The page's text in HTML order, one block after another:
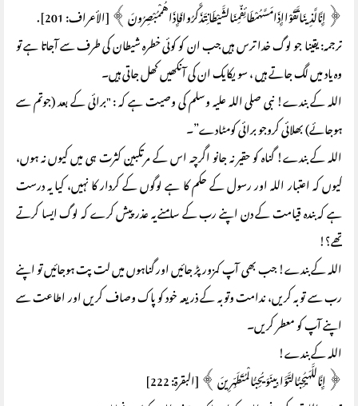
﴿ إِنَّالَّذِينَاتَّقَوْاإِذَامَسَّهُمْطَائِفٌمِنَالشَّيْطَانِتَذَكَّرُوافَإِذَاهُمْمُبْصِرُونَ ﴾ [الأعراف: 201].
ترجمہ: یقینا جو لوگ خدا ترس ہیں جب ان کو کوئی خطرہ شیطان کی طرف سے آجاتا ہے تو
وہ یاد میں لگ جاتے ہیں ، سو یکایک ان کی آنکھیں کھل جاتی ہیں۔
اللہ کے بندے! نبی صلی اللہ علیہ وسلم کی وصیت ہے کہ : "برائی کے بعد (جوتم سے
ہوجائے) بھلائی کروجو برائی کومٹادے”۔
اللہ کے بندے! گناہ کو حقیر نہ جانو اگرچہ اس کے مرتکبین کثرت ہی میں کیوں نہ ہوں،
کیوں کہ اعتبار اللہ اور رسول کے حکم کا ہے لوگوں کے کردار کا نہیں، کیا یہ درست
ہے کہ بندہ قیامت کے دن اپنے رب کے سامنے یہ عذر پیش کرے کہ لوگ ایسا کرتے
تھے؟!
اللہ کے بندے! جب بھی آپ کمزور پڑ جائیں اور گناہوں میں لت پت ہوجائیں تو اپنے
رب سے توبہ کریں، ندامت وتوبہ کے ذریعہ خود کو پاک وصاف کریں اور اطاعت سے
اپنے آپ کو معطر کریں۔
اللہ کے بندے!
﴿ إِنَّاللَّهَيُحِبُّالتَّوَّابِينَوَيُحِبُّالْمُتَطَهِّرِينَ ﴾ [البقرة: 222]